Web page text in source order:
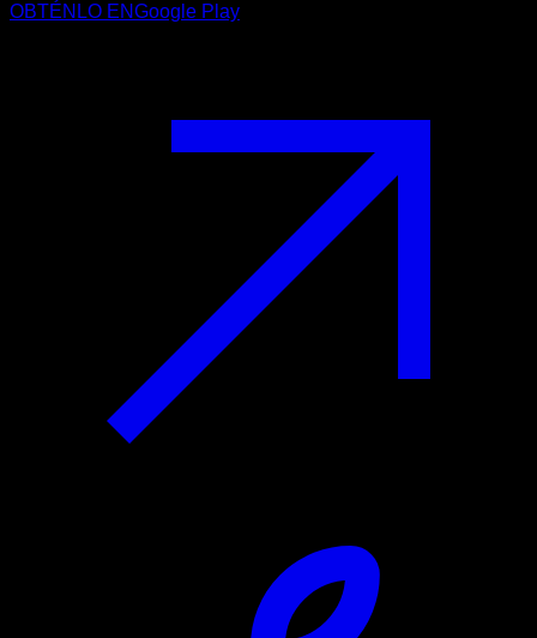
OBTÉNLO ENGoogle Play